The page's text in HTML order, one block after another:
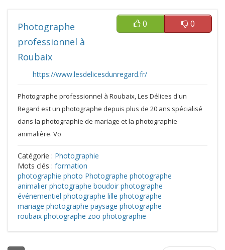
0 0
Photographe
professionnel à
Roubaix
https://www.lesdelicesdunregard.fr/
Photographe professionnel à Roubaix, Les Délices d'un
Regard est un photographe depuis plus de 20 ans spécialisé
dans la photographie de mariage et la photographie
animalière. Vo
Catégorie : Photographie
Mots clés : formation
photographie photo Photographe photographe
animalier photographe boudoir photographe
événementiel photographe lille photographe
mariage photographe paysage photographe
roubaix photographe zoo photographie